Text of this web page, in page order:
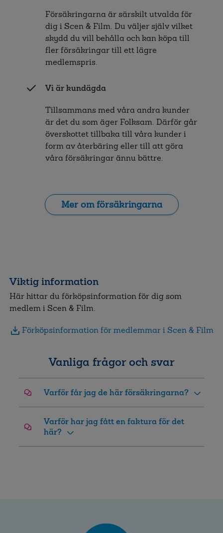
Försäkringarna är särskilt utvalda för
dig i Scen & Film. Du väljer själv vilket
skydd du vill behålla och kan köpa till
fler försäkringar till ett lägre
medlemspris.
Vi är kundägda
Tillsammans med våra andra kunder
är det du som äger Folksam. Därför går
överskottet tillbaka till våra kunder i
form av återbäring eller till att göra
våra försäkringar ännu bättre.
Mer om försäkringarna
Viktig information
Här hittar du förköpsinformation för dig som
medlem i Scen & Film.
Förköpsinformation för medlemmar i Scen & Film
Vanliga frågor och svar
Varför får jag de här försäkringarna?
Varför har jag fått en faktura för det
här?